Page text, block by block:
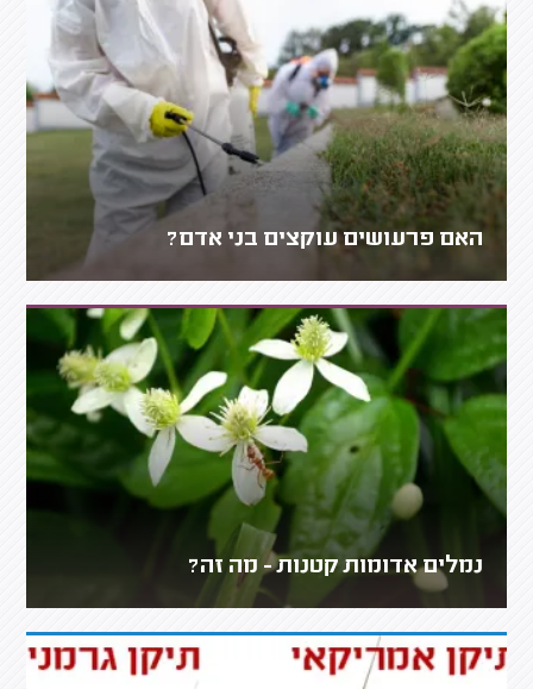
האם פרעושים עוקצים בני אדם?
נמלים אדומות קטנות - מה זה?